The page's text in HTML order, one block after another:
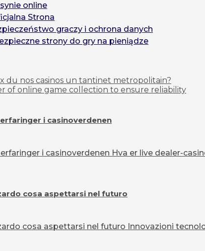
online
Strona
graczy i ochrona danych
strony do gry na pieniądze
du nos casinos un tantinet metropolitain?
of online game collection to ensure reliability
i casinoverdenen
i casinoverdenen Hva er live dealer-
cosa aspettarsi nel futuro
cosa aspettarsi nel futuro Innovazioni